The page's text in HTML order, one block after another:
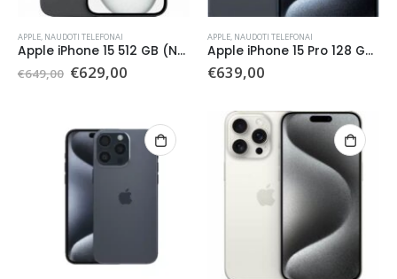
APPLE, NAUDOTI TELEFONAI
Apple iPhone 15 512 GB (Naudotas)
€649,00 Original
€629,00Current
APPLE, NAUDOTI TELEFONAI
Apple iPhone 15 Pro 128 GB (naudotas)
€639,00